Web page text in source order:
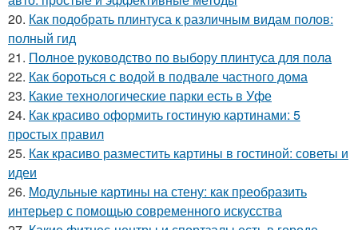
20. Как подобрать плинтуса к различным видам полов:
полный гид
21. Полное руководство по выбору плинтуса для пола
22. Как бороться с водой в подвале частного дома
23. Какие технологические парки есть в Уфе
24. Как красиво оформить гостиную картинами: 5
простых правил
25. Как красиво разместить картины в гостиной: советы и
идеи
26. Модульные картины на стену: как преобразить
интерьер с помощью современного искусства